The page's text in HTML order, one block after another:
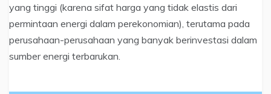
yang tinggi (karena sifat harga yang tidak elastis dari
permintaan energi dalam perekonomian), terutama pada
perusahaan-perusahaan yang banyak berinvestasi dalam
sumber energi terbarukan.